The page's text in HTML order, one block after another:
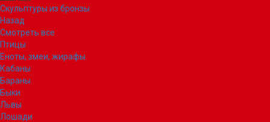
Скульптуры из бронзы
Назад
Смотреть все
Птицы
Еноты, змеи, жирафы
Кабаны
Бараны
Быки
Львы
Лошади